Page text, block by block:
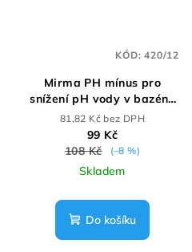
Mirma PH mínus pro
snížení pH vody v bazénu
1,4kg
81,82 Kč bez DPH
99 Kč
108 Kč
(–8 %)
Skladem
Do košíku
KÓD:420/12